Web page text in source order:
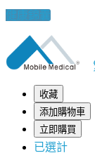
健康錦囊
收藏
添加購物車
立即購買
已選計